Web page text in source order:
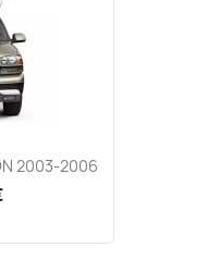
2003-2006